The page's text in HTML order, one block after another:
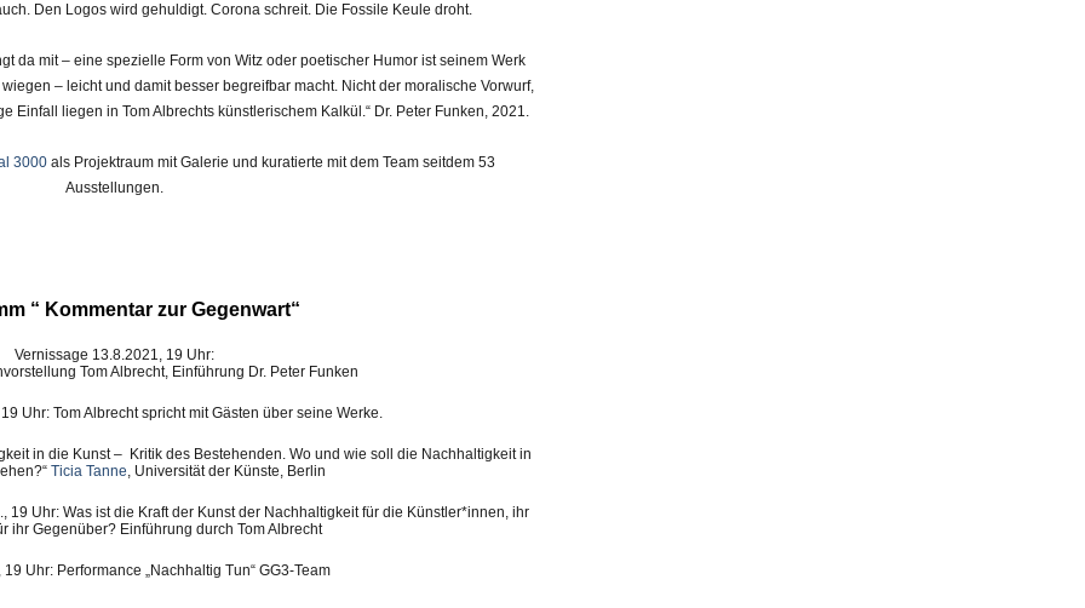
Den Logos wird gehuldigt. Corona schreit. Die Fossile Keule droht.
da mit – eine spezielle Form von Witz oder poetischer Humor ist seinem Werk
– leicht und damit besser begreifbar macht. Nicht der moralische Vorwurf,
Einfall liegen in Tom Albrechts künstlerischem Kalkül.“ Dr. Peter Funken, 2021.
3000 als Projektraum mit Galerie und kuratierte mit dem Team seitdem 53
Ausstellungen.
“ Kommentar zur Gegenwart“
Vernissage 13.8.2021, 19 Uhr:
Tom Albrecht, Einführung Dr. Peter Funken
Uhr: Tom Albrecht spricht mit Gästen über seine Werke.
in die Kunst – Kritik des Bestehenden. Wo und wie soll die Nachhaltigkeit in
Ticia Tanne, Universität der Künste, Berlin
19 Uhr: Was ist die Kraft der Kunst der Nachhaltigkeit für die Künstler*innen, ihr
ihr Gegenüber? Einführung durch Tom Albrecht
Uhr: Performance „Nachhaltig Tun“ GG3-Team